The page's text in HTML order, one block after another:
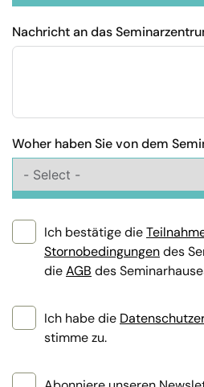
Nachricht an das
Woher haben Sie von dem
Ich bestätige die
Stornobedingungendes
dieAGB des
Ich habe die
stimme zu.